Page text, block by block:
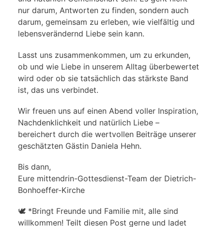
nur darum, Antworten zu finden, sondern auch
darum, gemeinsam zu erleben, wie vielfältig und
lebensverändernd Liebe sein kann.
Lasst uns zusammenkommen, um zu erkunden,
ob und wie Liebe in unserem Alltag überbewertet
wird oder ob sie tatsächlich das stärkste Band
ist, das uns verbindet.
Wir freuen uns auf einen Abend voller Inspiration,
Nachdenklichkeit und natürlich Liebe –
bereichert durch die wertvollen Beiträge unserer
geschätzten Gästin Daniela Hehn.
Bis dann,
Eure mittendrin-Gottesdienst-Team der Dietrich-
Bonhoeffer-Kirche
🕊️ *Bringt Freunde und Familie mit, alle sind
willkommen! Teilt diesen Post gerne und ladet